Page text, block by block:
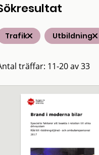
Trafik Utbildning
träffar: 11-20 av 33